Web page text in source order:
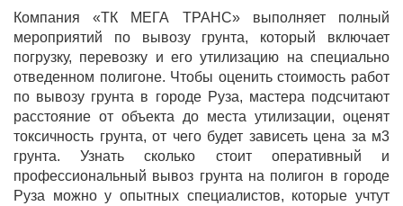
Компания «ТК МЕГА ТРАНС» выполняет полный
мероприятий по вывозу грунта, который включает
погрузку, перевозку и его утилизацию на специально
отведенном полигоне. Чтобы оценить стоимость работ
по вывозу грунта в городе Руза, мастера подсчитают
расстояние от объекта до места утилизации, оценят
токсичность грунта, от чего будет зависеть цена за м3
грунта. Узнать сколько стоит оперативный и
профессиональный вывоз грунта на полигон в городе
Руза можно у опытных специалистов, которые учтут